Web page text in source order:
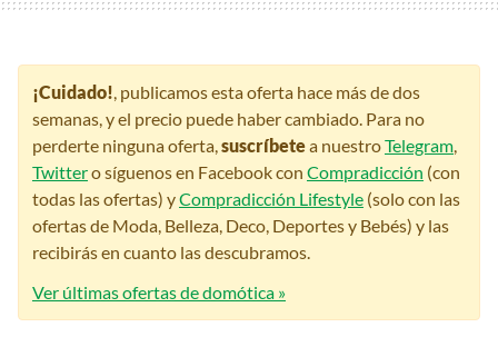
¡Cuidado!, publicamos esta oferta hace más de dos
semanas, y el precio puede haber cambiado. Para no
perderte ninguna oferta,suscríbetea nuestroTelegram,
Twittero síguenos en Facebook con Compradicción (con
todas las ofertas) yCompradicción Lifestyle (solo con las
ofertas de Moda, Belleza, Deco, Deportes y Bebés) y las
recibirás en cuanto las descubramos.
Ver últimas ofertas de domótica »